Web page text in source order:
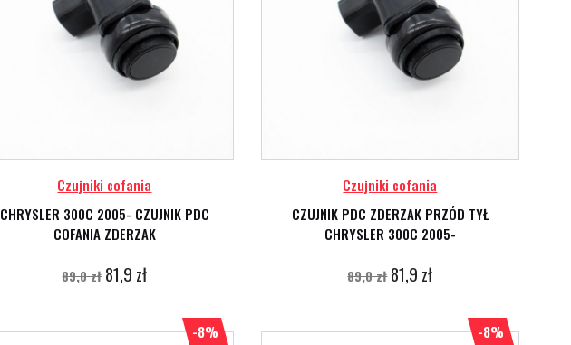
Czujniki cofania
CHRYSLER 300C 2005- CZUJNIK PDC
COFANIA ZDERZAK
89,0 zł 81,9 zł
Czujniki cofania
CZUJNIK PDC ZDERZAK PRZÓD TYŁ
CHRYSLER 300C 2005-
89,0 zł 81,9 zł
-8% -8%